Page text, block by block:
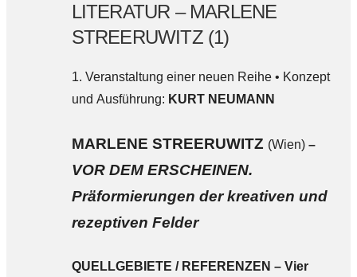
LITERATUR – MARLENE
STREERUWITZ (1)
1. Veranstaltung einer neuen Reihe • Konzept
und Ausführung: KURT NEUMANN
MARLENE STREERUWITZ (Wien) –
VOR DEM ERSCHEINEN.
Präformierungen der kreativen und
rezeptiven Felder
QUELLGEBIETE / REFERENZEN – Vier